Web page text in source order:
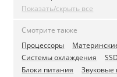
Показать/скрыть все
Смотрите также
Процессоры
Системы охлаждения
SSD
Блоки питания
Звуковые